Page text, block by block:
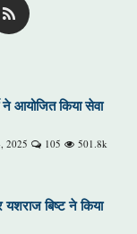
ने आयोजित किया सेवा
2025 105 501.8k
बिष्ट ने किया